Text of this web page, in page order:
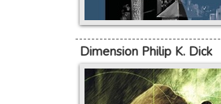
Dimension Philip K. Dick